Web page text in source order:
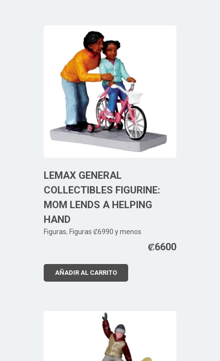
LEMAX GENERAL
COLLECTIBLES FIGURINE:
MOM LENDS A HELPING
HAND
Figuras, Figuras ₡6990 y menos
₡6600
AÑADIR AL CARRITO